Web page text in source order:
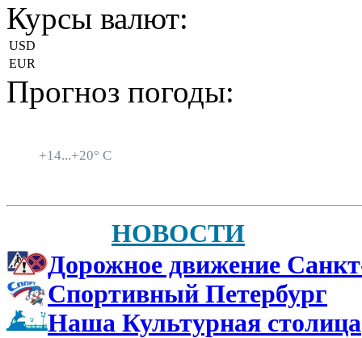
Курсы валют:
USD
EUR
Прогноз погоды:
+14...+20° C
НОВОСТИ
Дорожное движение
Спортивный Петербург
Наша Культурная столица